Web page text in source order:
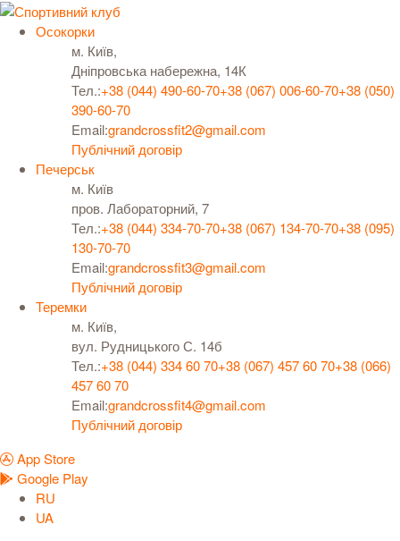
Осокорки
м. Київ,
Дніпровська набережна, 14К
Тел.:+38 (044) 490-60-70+38 (067) 006-60-70+38 (050)
390-60-70
Email:grandcrossfit2@gmail.com
Публічний договір
Печерськ
м. Київ
пров. Лабораторний, 7
Тел.:+38 (044) 334-70-70+38 (067) 134-70-70+38 (095)
130-70-70
Email:grandcrossfit3@gmail.com
Публічний договір
Теремки
м. Київ,
вул. Рудницького С. 14б
Тел.:+38 (044) 334 60 70+38 (067) 457 60 70+38 (066)
457 60 70
Email:grandcrossfit4@gmail.com
Публічний договір
App Store
Google Play
RU
UA